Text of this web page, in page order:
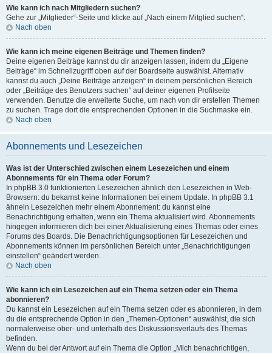
Wie kann ich nach Mitgliedern suchen?
Gehe zur „Mitglieder“-Seite und klicke auf „Nach einem Mitglied suchen“.
Nach oben
Wie kann ich meine eigenen Beiträge und Themen finden?
Deine eigenen Beiträge kannst du dir anzeigen lassen, indem du „Eigene
Beiträge“ im Schnellzugriff oben auf der Boardseite auswählst. Alternativ
kannst du auch „Deine Beiträge anzeigen“ in deinem persönlichen Bereich
oder „Beiträge des Benutzers suchen“ auf deiner eigenen Profilseite
verwenden. Benutze die erweiterte Suche, um nach von dir erstellen Themen
zu suchen. Trage dort die entsprechenden Optionen in die Suchmaske ein.
Nach oben
Abonnements und Lesezeichen
Was ist der Unterschied zwischen einem Lesezeichen und einem
Abonnements für ein Thema oder Forum?
In phpBB 3.0 funktionierten Lesezeichen ähnlich den Lesezeichen in Web-
Browsern: du bekamst keine Informationen bei einem Update. In phpBB 3.1
ähneln Lesezeichen mehr einem Abonnement: du kannst eine
Benachrichtigung erhalten, wenn ein Thema aktualisiert wird. Abonnements
hingegen informieren dich bei einer Aktualisierung eines Themas oder eines
Forums des Boards. Die Benachrichtigungsoptionen für Lesezeichen und
Abonnements können im persönlichen Bereich unter „Benachrichtigungen
einstellen“ geändert werden.
Nach oben
Wie kann ich ein Lesezeichen auf ein Thema setzen oder ein Thema
abonnieren?
Du kannst ein Lesezeichen auf ein Thema setzen oder es abonnieren, in dem
du die entsprechende Option in den „Themen-Optionen“ auswählst, die sich
normalerweise ober- und unterhalb des Diskussionsverlaufs des Themas
befinden.
Wenn du bei der Antwort auf ein Thema die Option „Mich benachrichtigen,